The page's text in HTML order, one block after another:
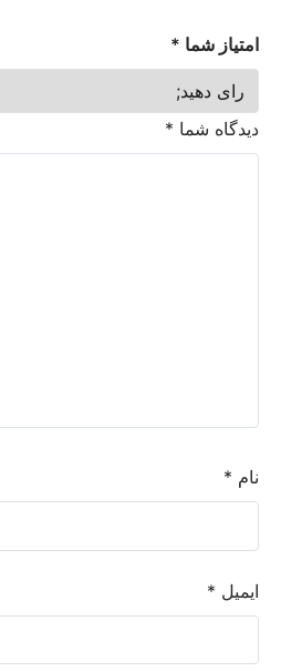
امتیاز شما *
دیدگاه شما *
نام *
ایمیل *